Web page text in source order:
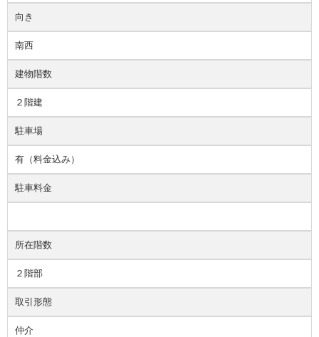
向き
南西
建物階数
２階建
駐車場
有（料金込み）
駐車料金
所在階数
２階部
取引形態
仲介